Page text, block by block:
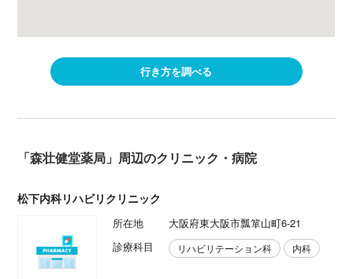
行き方を調べる
「森壮健堂薬局」周辺のクリニック・病院
松下内科リハビリクリニック
所在地
大阪府東大阪市瓢箪山町6-21
診療科目
リハビリテーション科 内科